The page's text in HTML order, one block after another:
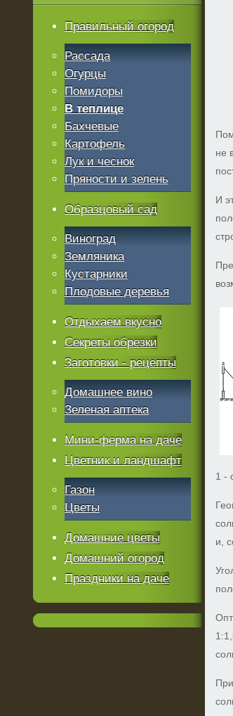
не
И
1 -
и,
Правильный огород
Рассада
Огурцы
Помидоры
В теплице
Бахчевые
Картофель
Лук и чеснок
Пряности и зелень
Образцовый сад
Виноград
Земляника
Кустарники
Плодовые деревья
Отдыхаем вкусно
Секреты обрезки
Заготовки - рецепты
Домашнее вино
Зеленая аптека
Мини-ферма на даче
Цветник и ландшафт
Газон
Цветы
Домашние цветы
Домашний огород
Праздники на даче